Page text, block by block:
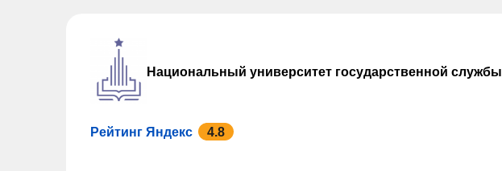
Национальный университет государственной службы
Рейтинг Яндекс 4.8